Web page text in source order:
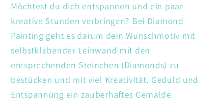
Möchtest du dich entspannen und ein paar
kreative Stunden verbringen? Bei Diamond
Painting geht es darum dein Wunschmotiv mit
selbstklebender Leinwand mit den
entsprechenden Steinchen (Diamonds) zu
bestücken und mit viel Kreativität. Geduld und
Entspannung ein zauberhaftes Gemälde